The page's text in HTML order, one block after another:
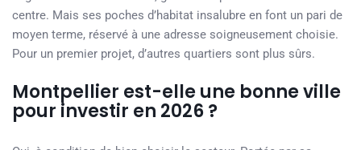
centre. Mais ses poches d’habitat insalubre en font un pari de
moyen terme, réservé à une adresse soigneusement choisie.
Pour un premier projet, d’autres quartiers sont plus sûrs.
Montpellier est-elle une bonne ville
pour investir en 2026 ?